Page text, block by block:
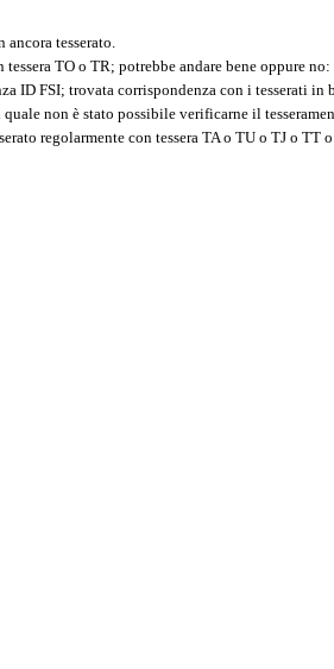
ancora tesserato.
tessera TO o TR; potrebbe andare bene oppure
ID FSI; trovata corrispondenza con i tesserati
non è stato possibile verificarne il
regolarmente con tessera TA o TU o TJ o TT